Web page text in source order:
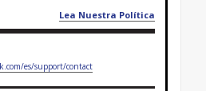
Lea Nuestra Política
es/support/contact